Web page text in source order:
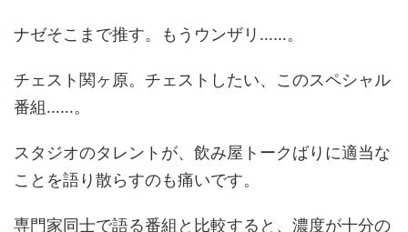
ナゼそこまで推す。もうウンザリ……。
チェスト関ヶ原。チェストしたい、このスペシャル
番組……。
スタジオのタレントが、飲み屋トークばりに適当な
ことを語り散らすのも痛いです。
専門家同士で語る番組と比較すると、濃度が十分の